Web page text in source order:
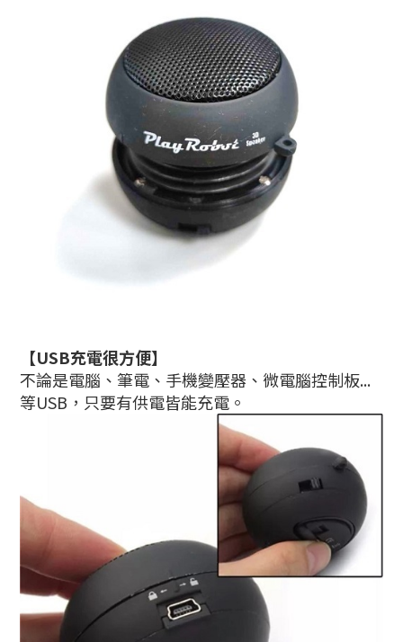
【USB充電很方便】
不論是電腦、筆電、手機變壓器、微電腦控制板...
等USB，只要有供電皆能充電。